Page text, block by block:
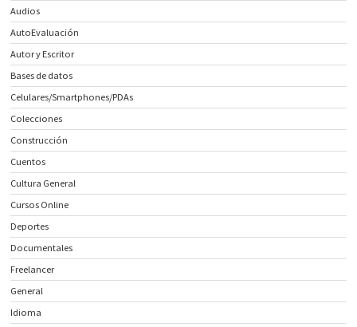
Audios
AutoEvaluación
Autor y Escritor
Bases de datos
Celulares/Smartphones/PDAs
Colecciones
Construcción
Cuentos
Cultura General
Cursos Online
Deportes
Documentales
Freelancer
General
Idioma